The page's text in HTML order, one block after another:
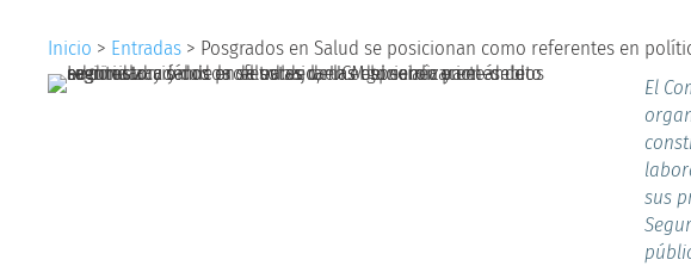
Inicio > Entradas > Posgrados en Salud se posicionan como referentes en
El
sus